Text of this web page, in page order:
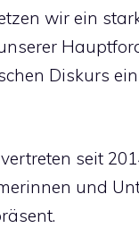
wir ein
Diskurs
seit
und